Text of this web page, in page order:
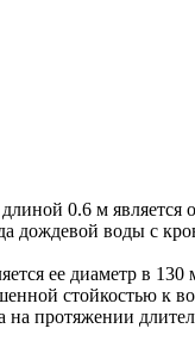
0.6 м
дождевой воды с
ее диаметр в
стойкостью к
на протяжении